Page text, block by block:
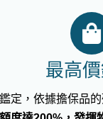
最高
定，依據擔保品